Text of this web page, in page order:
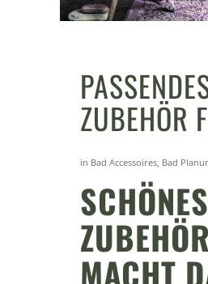
ZUBEHÖR
in Bad Accessoires Bad
ZUBEHÖR
MACHT